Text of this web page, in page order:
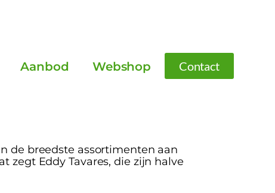
Aanbod Webshop Contact
de breedste assortimenten aan
zegt Eddy Tavares, die zijn halve